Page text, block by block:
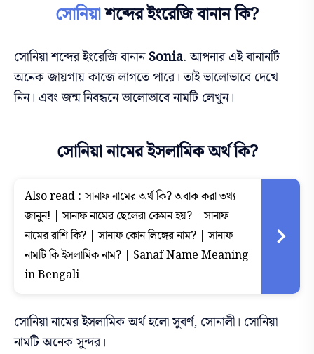
সোনিয়াশব্দের ইংরেজি বানান কি?
সোনিয়া শব্দের ইংরেজি বানানSonia. আপনার এই বানানটি
অনেক জায়গায় কাজে লাগতে পারে। তাই ভালোভাবে দেখে
নিন। এবং জন্ম নিবন্ধনে ভালোভাবে নামটি লেখুন।
সোনিয়া নামের ইসলামিক অর্থ কি?
Also read : সানাফ নামের অর্থ কি? অবাক করা তথ্য
জানুন! | সানাফ নামের ছেলেরা কেমন হয়? | সানাফ
নামের রাশি কি? | সানাফ কোন লিঙ্গের নাম? | সানাফ
নামটি কি ইসলামিক নাম? | Sanaf Name Meaning
in Bengali
সোনিয়া নামের ইসলামিক অর্থ হলো সুবর্ণ, সোনালী। সোনিয়া
নামটি অনেক সুন্দর।